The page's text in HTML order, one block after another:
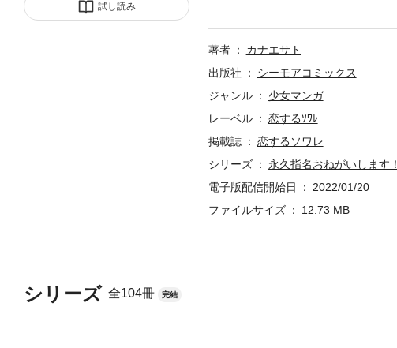
試し読み
シリーズ 全104冊 完結
著者
カナエサト
出版社
シーモアコミックス
ジャンル
少女マンガ
レーベル
恋するｿﾜﾚ
掲載誌
恋するソワレ
シリーズ
永久指名おねがいします！
電子版配信開始日
2022/01/20
ファイルサイズ
12.73 MB